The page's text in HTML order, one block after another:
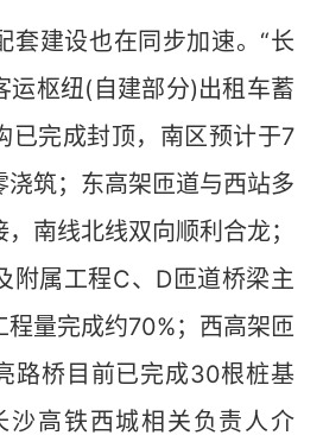
建设也在同步加速。“长
运枢纽(自建部分)出租车蓄
已完成封顶，南区预计于7
浇筑；东高架匝道与西站多
南线北线双向顺利合龙；
附属工程C、D匝道桥梁主
量完成约70%；西高架匝
路桥目前已完成30根桩基
沙高铁西城相关负责人介